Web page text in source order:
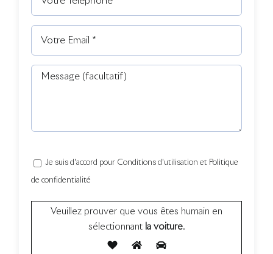
Je suis d'accord pour Conditions d'utilisation et Politique
de confidentialité
Veuillez prouver que vous êtes humain en
sélectionnantla voiture.